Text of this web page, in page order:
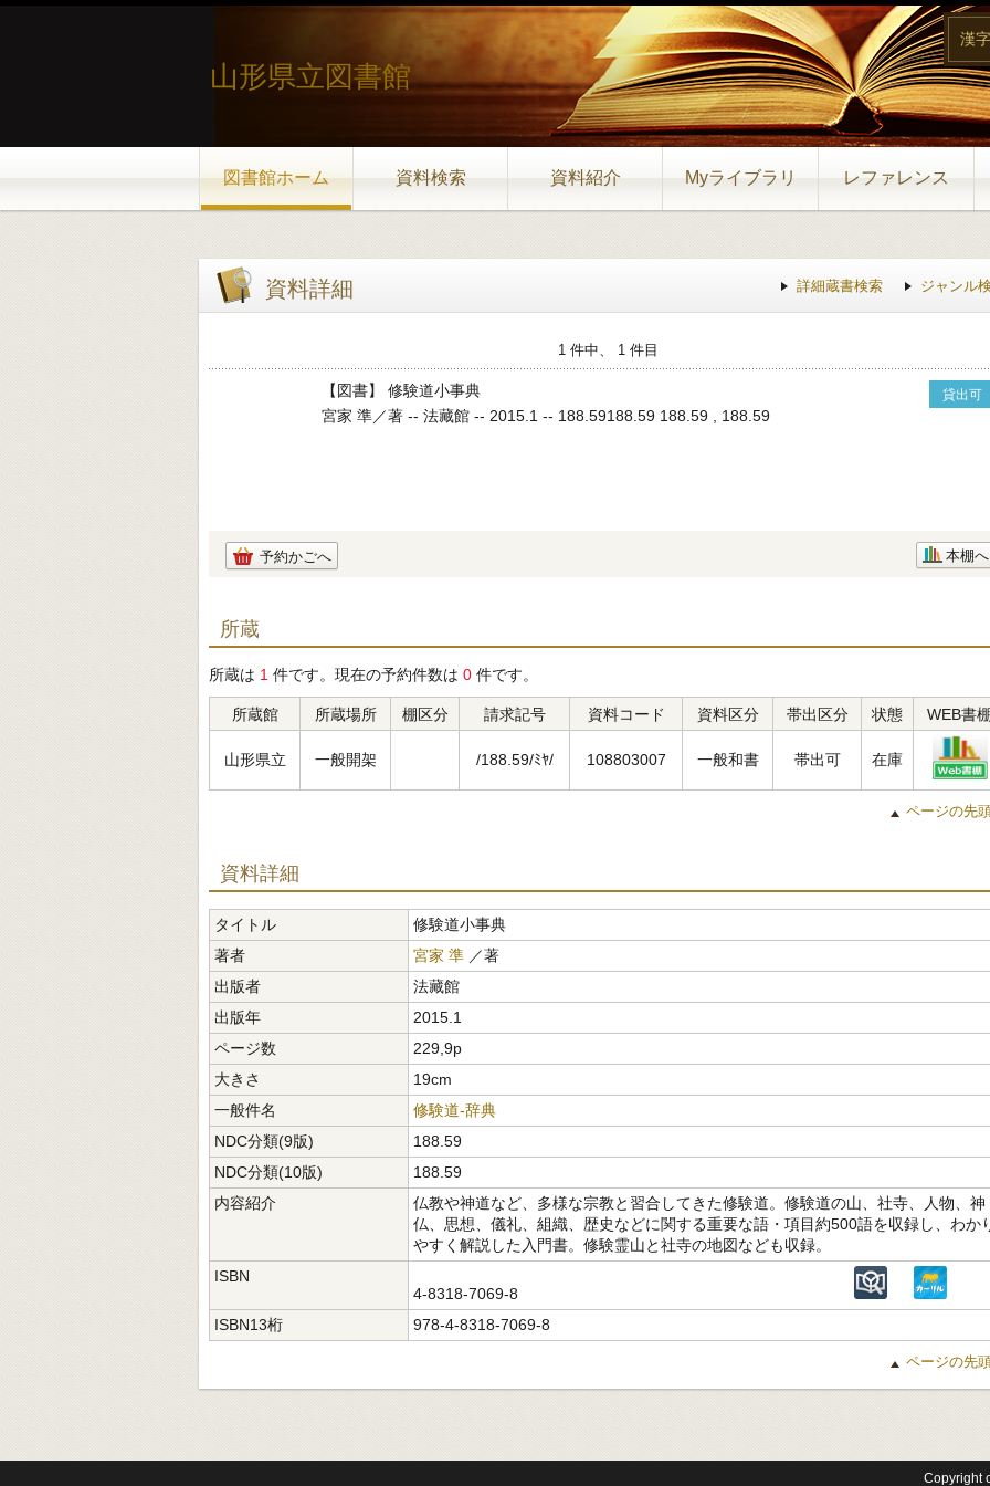
山形県立図書館
図書館ホーム 資料検索 資料紹介 Myライブラリ レファレンス
漢字
資料詳細 詳細蔵書検索 ジャンル
1 件中、 1 件目
【図書】 修験道小事典 貸出可
宮家 準／著 -- 法藏館 -- 2015.1 -- 188.59188.59 188.59 , 188.59
予約かごへ 本棚へ
所蔵
所蔵は 1 件です。現在の予約件数は 0 件です。
所蔵館 所蔵場所 棚区分 請求記号 資料コード 資料区分 帯出区分 状態 WEB書
山形県立 一般開架 /188.59/ﾐﾔ/ 108803007 一般和書 帯出可 在庫
ページの先
資料詳細
タイトル
修験道小事典
著者
宮家 準 ／著
出版者
法藏館
出版年
2015.1
ページ数
229,9p
大きさ
19cm
一般件名
修験道-辞典
NDC分類(9版)
188.59
NDC分類(10版)
188.59
内容紹介
仏教や神道など、多様な宗教と習合してきた修験道。修験道の山、社寺、人物、神
仏、思想、儀礼、組織、歴史などに関する重要な語・項目約500語を収録し、わか
やすく解説した入門書。修験霊山と社寺の地図なども収録。
ISBN
4-8318-7069-8
ISBN13桁
978-4-8318-7069-8
ページの先
Copyright